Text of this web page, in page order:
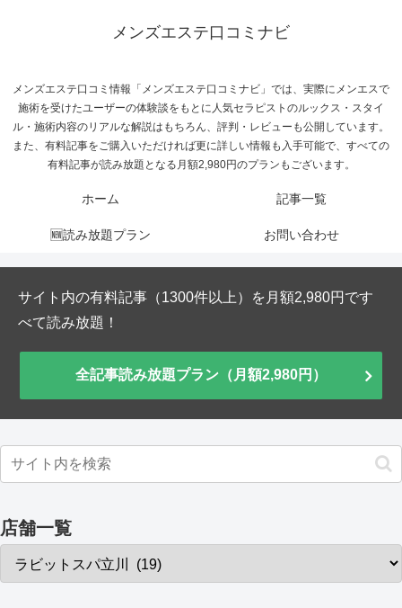
メンズエステ口コミナビ
メンズエステ口コミ情報「メンズエステ口コミナビ」では、実際にメンエスで
施術を受けたユーザーの体験談をもとに人気セラピストのルックス・スタイ
ル・施術内容のリアルな解説はもちろん、評判・レビューも公開しています。
また、有料記事をご購入いただければ更に詳しい情報も入手可能で、すべての
有料記事が読み放題となる月額2,980円のプランもございます。
ホーム 記事一覧
🆕読み放題プラン お問い合わせ
サイト内の有料記事（1300件以上）を月額2,980円です
べて読み放題！
全記事読み放題プラン（月額2,980円）
店舗一覧